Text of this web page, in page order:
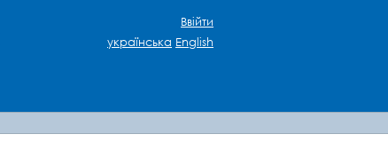
Ввійти
українська English